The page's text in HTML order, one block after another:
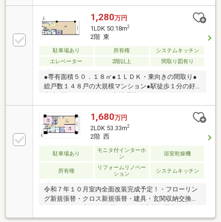
1,280万円
1LDK 50.18m2
2階 東
駐車場あり 所有権
システムキッチン
エレベーター
2階以上 間取り図有り
●専有面積５０．１８㎡●１ＬＤＫ・東向きの間取り●
総戸数１４８戸の大規模マンション●駅徒歩１分の好
ニ・内科まで全て徒歩１分
1,680万円
2LDK 53.33m2
2階 西
駐車場あり
モニタ付インターホ
ン
浴室乾燥機
所有権
リフォームリノベー
ション
システムキッチン
令和７年１０月室内全面改装完成予定！・フローリン
グ新規張替・クロス新規張替・建具・玄関収納交換・
イレ新規交換・洗面化粧台交換・洗濯パン交換・シス